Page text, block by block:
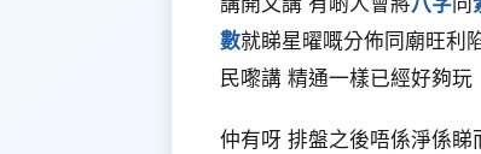
數就睇星曜嘅分佈同廟旺利
民嚟講 精通一樣已經好夠玩
仲有呀 排盤之後唔係淨係睇